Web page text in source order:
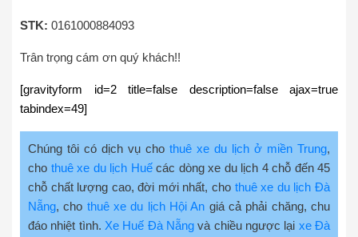
STK: 0161000884093
Trân trọng cám ơn quý khách!!
[gravityform id=2 title=false description=false ajax=true
tabindex=49]
Chúng tôi có dịch vụ cho thuê xe du lịch ở miền Trung,
cho thuê xe du lịch Huếcác dòng xe du lịch 4 chỗ đến 45
chỗ chất lượng cao, đời mới nhất, cho thuê xe du lịch Đà
Nẵng, cho thuê xe du lịch Hội An giá cả phải chăng, chu
đáo nhiệt tình. Xe Huế Đà Nẵng và chiều ngược lại xe Đà